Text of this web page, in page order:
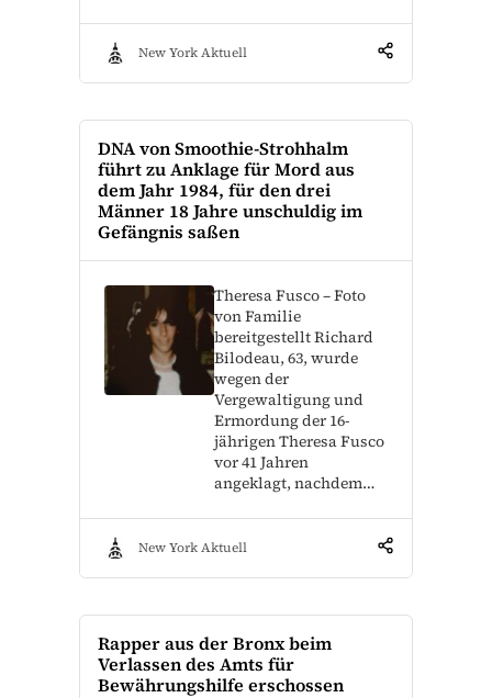
New York Aktuell
DNA von Smoothie-Strohhalm
führt zu Anklage für Mord aus
dem Jahr 1984, für den drei
Männer 18 Jahre unschuldig im
Gefängnis saßen
Theresa Fusco – Foto
von Familie
bereitgestellt Richard
Bilodeau, 63, wurde
wegen der
Vergewaltigung und
Ermordung der 16-
jährigen Theresa Fusco
vor 41 Jahren
angeklagt, nachdem…
New York Aktuell
Rapper aus der Bronx beim
Verlassen des Amts für
Bewährungshilfe erschossen